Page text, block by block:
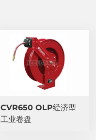
CVR650 OLP经济型
工业卷盘